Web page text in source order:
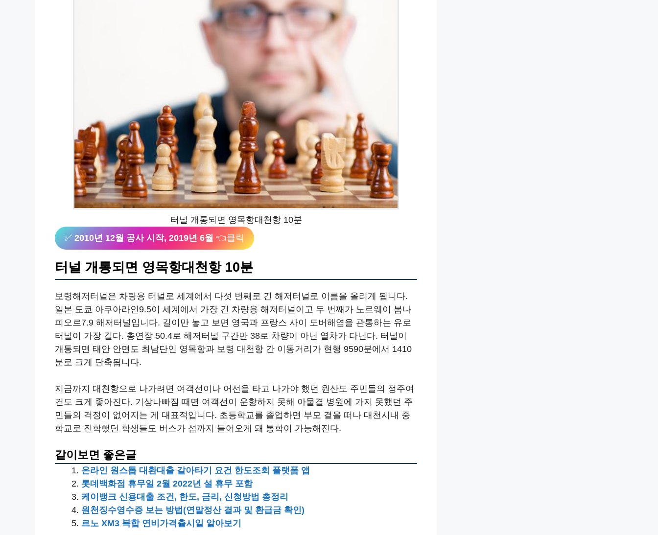
터널 개통되면 영목항대천항 10분
✅ 2010년 12월 공사 시작, 2019년 6월 👈클릭
터널 개통되면 영목항대천항 10분
보령해저터널은 차량용 터널로 세계에서 다섯 번째로 긴 해저터널로 이름을 올리게 됩니다.
일본 도쿄 아쿠아라인9.5이 세계에서 가장 긴 차량용 해저터널이고 두 번째가 노르웨이 봄나
피오르7.9 해저터널입니다. 길이만 놓고 보면 영국과 프랑스 사이 도버해엽을 관통하는 유로
터널이 가장 길다. 총연장 50.4로 해저터널 구간만 38로 차량이 아닌 열차가 다닌다. 터널이
개통되면 태안 안면도 최남단인 영목항과 보령 대천항 간 이동거리가 현행 9590분에서 1410
분로 크게 단축됩니다.
지금까지 대천항으로 나가려면 여객선이나 어선을 타고 나가야 했던 원산도 주민들의 정주여
건도 크게 좋아진다. 기상나빠짐 때면 여객선이 운항하지 못해 아물결 병원에 가지 못했던 주
민들의 걱정이 없어지는 게 대표적입니다. 초등학교를 졸업하면 부모 곁을 떠나 대천시내 중
학교로 진학했던 학생들도 버스가 섬까지 들어오게 돼 통학이 가능해진다.
같이보면 좋은글
온라인 원스톱 대환대출 갈아타기 요건 한도조회 플랫폼 앱
롯데백화점 휴무일 2월 2022년 설 휴무 포함
케이뱅크 신용대출 조건, 한도, 금리, 신청방법 총정리
원천징수영수증 보는 방법(연말정산 결과 및 환급금 확인)
르노 XM3 복합 연비가격출시일 알아보기